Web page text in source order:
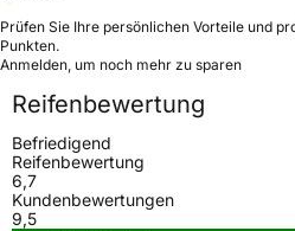
Prüfen Sie Ihre persönlichen Vorteile und
Punkten.
Anmelden, um noch mehr zu sparen
Reifenbewertung
Befriedigend
Reifenbewertung
6,7
Kundenbewertungen
9,5